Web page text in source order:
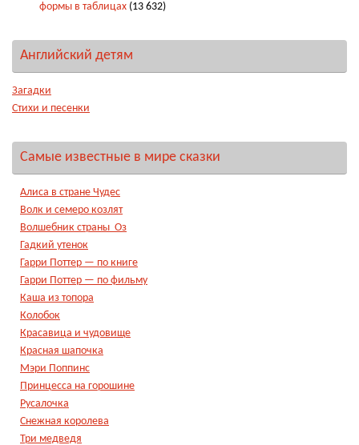
формы в таблицах (13 632)
Английский детям
Загадки
Стихи и песенки
Самые известные в мире сказки
Алиса в стране Чудес
Волк и семеро козлят
Волшебник страны Оз
Гадкий утенок
Гарри Поттер — по книге
Гарри Поттер — по фильму
Каша из топора
Колобок
Красавица и чудовище
Красная шапочка
Мэри Поппинс
Принцесса на горошине
Русалочка
Снежная королева
Три медведя